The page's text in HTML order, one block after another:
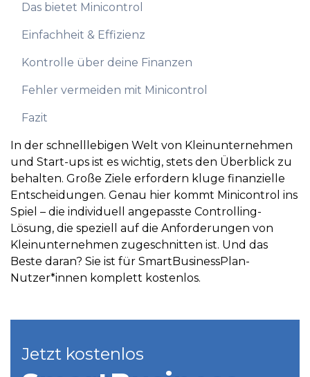
Das bietet Minicontrol
Einfachheit & Effizienz
Kontrolle über deine Finanzen
Fehler vermeiden mit Minicontrol
Fazit
In der schnelllebigen Welt von Kleinunternehmen
und Start-ups ist es wichtig, stets den Überblick zu
behalten. Große Ziele erfordern kluge finanzielle
Entscheidungen. Genau hier kommt Minicontrol ins
Spiel – die individuell angepasste Controlling-
Lösung, die speziell auf die Anforderungen von
Kleinunternehmen zugeschnitten ist. Und das
Beste daran? Sie ist für SmartBusinessPlan-
Nutzer*innen komplett kostenlos.
Jetzt kostenlos